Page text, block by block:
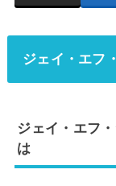
ジェイ・エフ
ジェイ・エフ
は